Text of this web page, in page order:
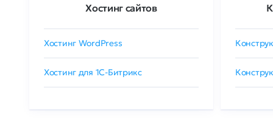
Хостинг сайтов
Хостинг WordPress
Хостинг для 1C-Битрикс